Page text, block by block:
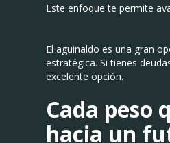
Este enfoque te permite
El aguinaldo es una gran
estratégica. Si tienes
excelente opción.
Cada peso
hacia un